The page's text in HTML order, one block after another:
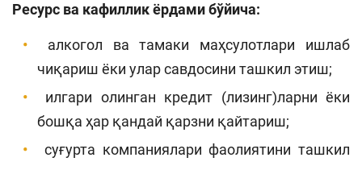
Ресурс ва кафиллик ёрдами бўйича:
алкогол ва тамаки маҳсулотлари ишлаб
чиқариш ёки улар савдосини ташкил этиш;
илгари олинган кредит (лизинг)ларни ёки
бошқа ҳар қандай қарзни қайтариш;
суғурта компаниялари фаолиятини ташкил